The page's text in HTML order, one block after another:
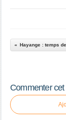
Hayange : temps
Commenter cet